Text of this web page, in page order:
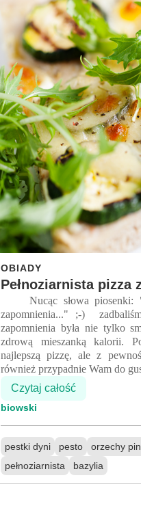
OBIADY
Pełnoziarnista pizza
Nucąc słowa piosenki:
zapomnienia..." ;-)
zapomnienia była nie tylko
zdrową mieszanką kalorii.
najlepszą pizzę, ale z
również przypadnie Wam do
Czytaj całość
biowski
pestki dyni pesto orzechy
pełnoziarnista
bazylia